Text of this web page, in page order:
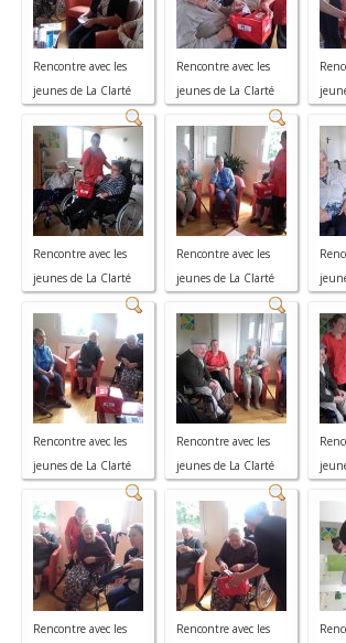
Rencontre avec les
jeunes de La Clarté
Rencontre avec les
jeunes de La Clarté
Rencontre avec les
jeunes de La Clarté
Rencontre avec les
jeunes de La Clarté
Rencontre avec les
jeunes de La Clarté
Rencontre avec les
jeunes de La Clarté
Rencontre avec les
Rencontre avec les